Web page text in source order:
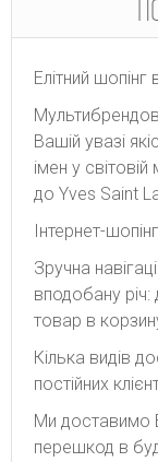
Елітний шопінг
Вашій увазі
імен у
до Yves Saint
Інтернет-
Зручна
вподобану
товар в
Кілька видів
постійних
Ми доставимо
перешкод в